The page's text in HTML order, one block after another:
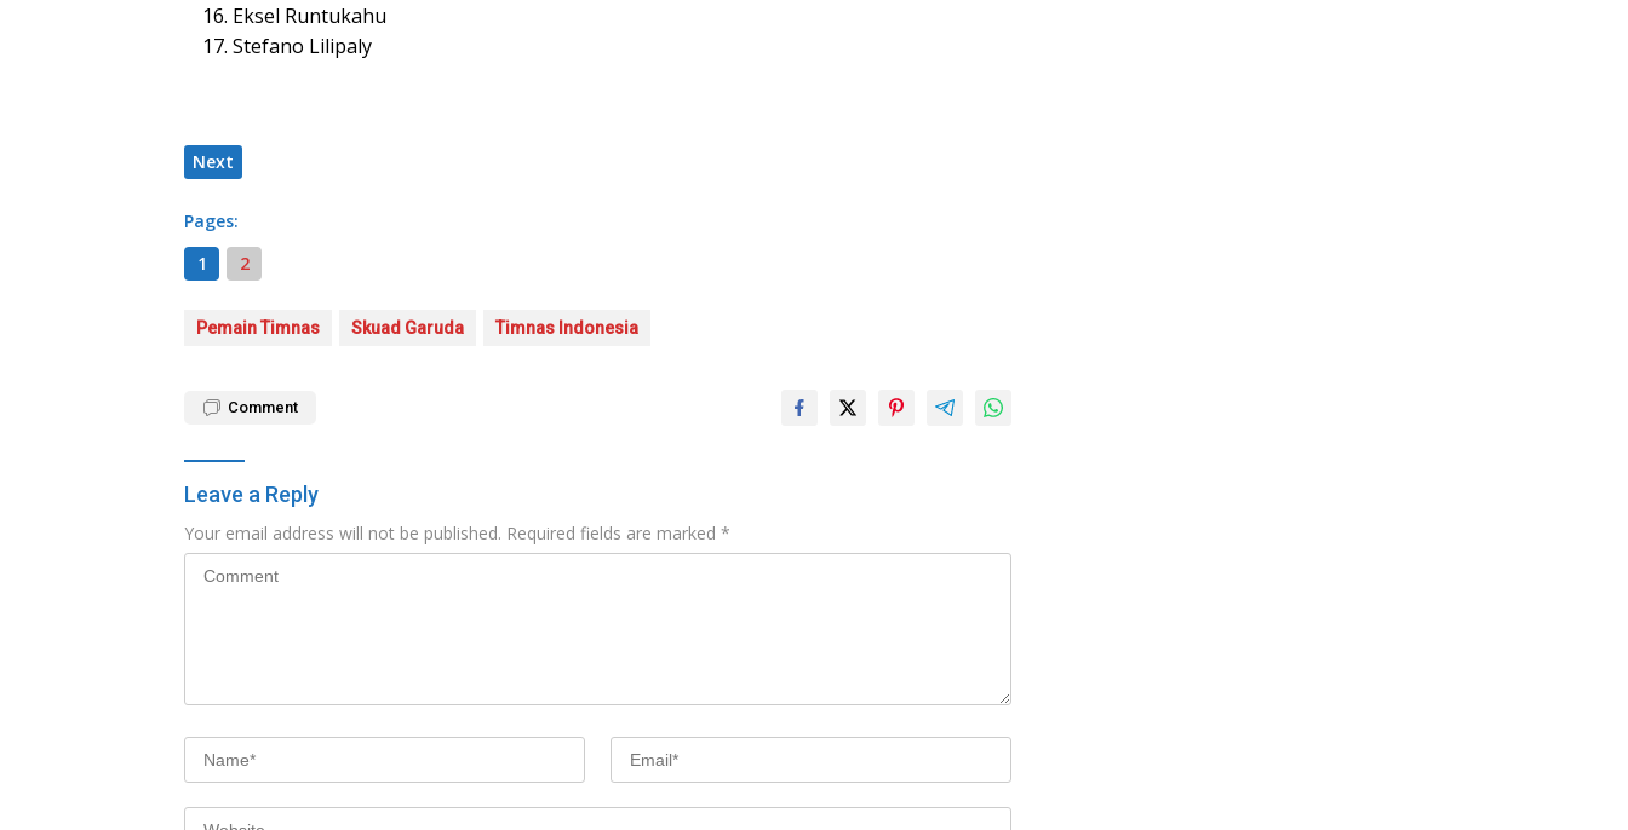
Eksel Runtukahu
Stefano Lilipaly
Next
Pages:
1
2
Pemain Timnas Skuad Garuda Timnas Indonesia
Comment
Leave a Reply
Your email address will not be published. Required fields are marked *